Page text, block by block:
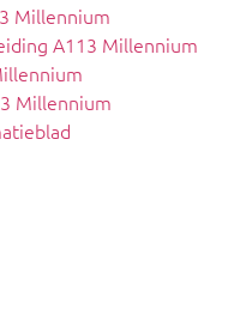
Millennium
A113 Millennium
Millennium